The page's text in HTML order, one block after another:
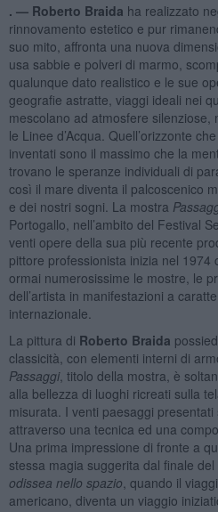
. — Roberto Braida ha realizzato
rinnovamento estetico e pur
suo mito, affronta una nuova
usa sabbie e polveri di marmo,
qualunque dato realistico e le sue
geografie astratte, viaggi ideali nei
mescolano ad atmosfere silenziose,
le Linee d’Acqua. Quell’orizzonte
inventati sono il massimo che la
trovano le speranze individuali di
così il mare diventa il palcoscenico
e dei nostri sogni. La mostra
Portogallo, nell’ambito del Festival
venti opere della sua più recente
pittore professionista inizia nel
ormai numerosissime le mostre, le
dell’artista in manifestazioni a
internazionale.
La pittura di Roberto Braida
classicità, con elementi interni di
Passaggi, titolo della mostra, è
alla bellezza di luoghi ricreati sulla
misurata. I venti paesaggi presentati
attraverso una tecnica ed una
Una prima impressione di fronte a
stessa magia suggerita dal finale
odissea nello spazio , quando il
americano, diventa un viaggio